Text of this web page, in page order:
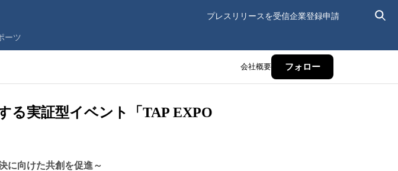
プレスリリースを受信企業登録申請
ーツ
会社概要 フォロー
る実証型イベント「TAP EXPO
に向けた共創を促進～